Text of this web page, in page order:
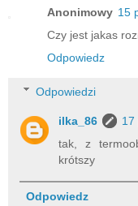
Anonimowy 15
Czy jest jakas
Odpowiedz
Odpowiedzi
ilka_86
17
tak, z
krótszy
Odpowiedz